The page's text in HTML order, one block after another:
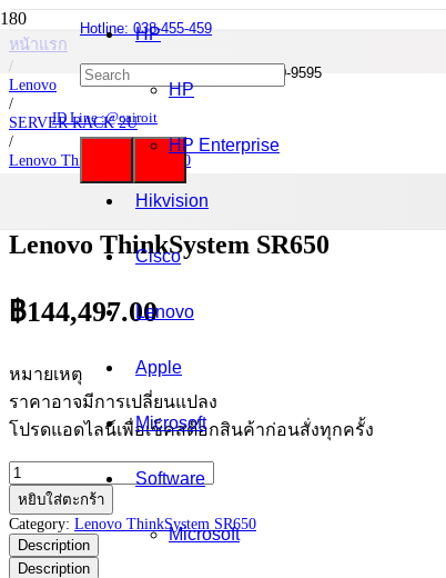
Hotline: 038-455-459
Mobile : 085-0844-555 / 090-980-9595
ID Line :@cairoit
HP
HP
HP Enterprise
Hikvision
Cisco
Lenovo
Apple
Microsoft
Software
Microsoft
หน้าแรก
/
Lenovo
/
SERVER RACK 2U
/
Lenovo ThinkSystem SR650
Lenovo ThinkSystem SR650
Lenovo ThinkSystem SR650
฿144,497.00
หมายเหตุ
ราคาอาจมีการเปลี่ยนแปลง
โปรดแอดไลน์เพื่อเช็คสต๊อกสินค้าก่อนสั่งทุกครั้ง
จำนวน
Lenovo
ThinkSystem
SR650
ชิ้น
หยิบใส่ตะกร้า
Category: Lenovo ThinkSystem SR650
Description
Description